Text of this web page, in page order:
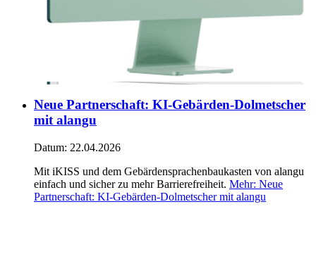
Neue Partnerschaft: KI-Gebärden-Dolmetscher
mit alangu
Datum: 22.04.2026
Mit iKISS und dem Gebärdensprachenbaukasten von alangu
einfach und sicher zu mehr Barrierefreiheit. Mehr: Neue
Partnerschaft: KI-Gebärden-Dolmetscher mit alangu